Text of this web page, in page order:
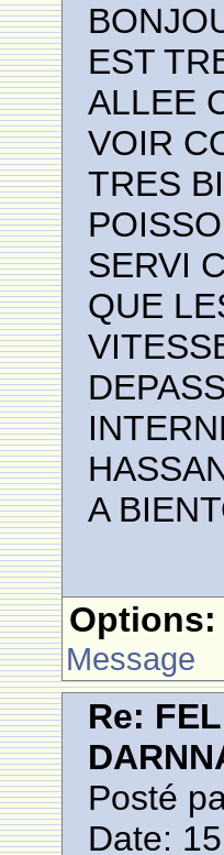
EST
ALLEE
VOIR
TRES
SERVI
QUE
A
Options:
Message
Re:
Posté
Date: